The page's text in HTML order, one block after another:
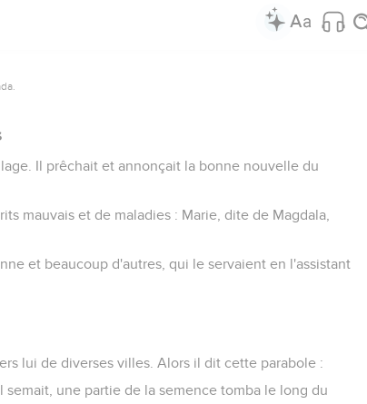
Il prêchait et annonçait la bonne nouvelle du
mauvais et de maladies : Marie, dite de Magdala,
et beaucoup d'autres, qui le servaient en l'assistant
lui de diverses villes. Alors il dit cette parabole :
semait, une partie de la semence tomba le long du